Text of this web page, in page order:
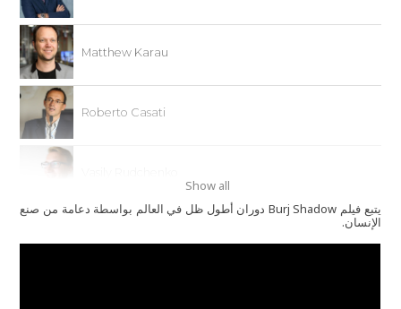
Matthew Karau
Roberto Casati
Show all
يتبع فيلم Burj Shadow دوران أطول ظل في العالم بواسطة دعامة من صنع
الإنسان.